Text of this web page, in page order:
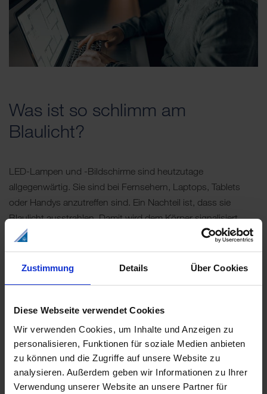
Zustimmung Details Über Cookies
Diese Webseite verwendet Cookies
Wir verwenden Cookies, um Inhalte und Anzeigen zu
personalisieren, Funktionen für soziale Medien anbieten
zu können und die Zugriffe auf unsere Website zu
analysieren. Außerdem geben wir Informationen zu Ihrer
Verwendung unserer Website an unsere Partner für
Was ist so schlimm am
Blaulicht?
LED-Lampen und -Bildschirme sind heutzutage
allgegenwärtig. Sie sind bei Fernsehern, Laptops, Tablets
oder Handys anzutreffen sind. Ein Nachteil ist, dass sie
Blaulicht ausstrahlen. Damit wird dem Körper signalisiert,
wach zu bleiben, und der Melatoninspiegel wird gesenkt. Am
man schlafen möchte, ist der Effekt eher nachteilig. Der
Langfristig kann ein Schlafmangel sogar das Risiko für Herz-
Kreislauf-Erkrankungen, Stoffwechselstörungen und
Depressionen erhöhen.
Die Mediennutzung sollte also vor dem Schlafengehen
weitestgehend reduziert werden. Nicht nur wegen des